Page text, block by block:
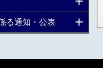
る通知・公表